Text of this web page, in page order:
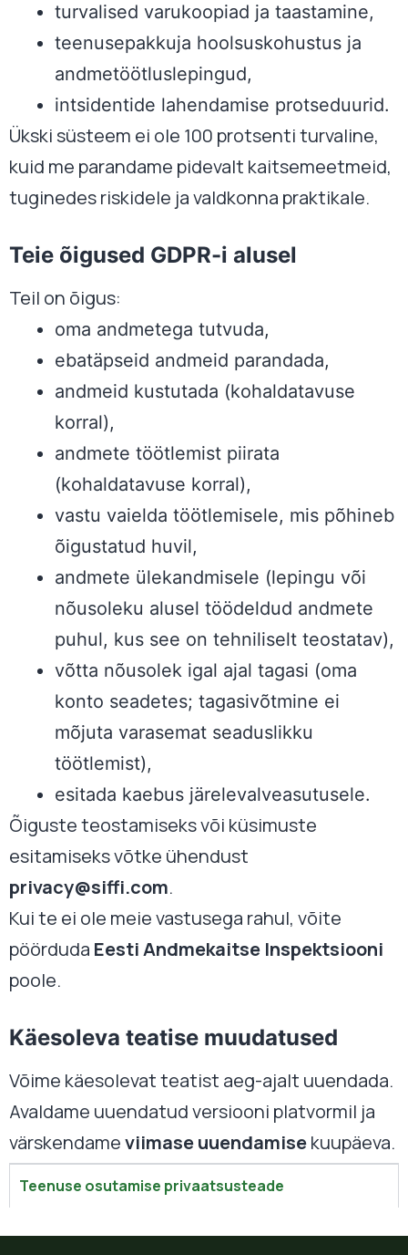
turvalised varukoopiad ja taastamine,
teenusepakkuja hoolsuskohustus ja
andmetöötluslepingud,
intsidentide lahendamise protseduurid.
Ükski süsteem ei ole 100 protsenti turvaline,
kuid me parandame pidevalt kaitsemeetmeid,
tuginedes riskidele ja valdkonna praktikale.
Teie õigused GDPR-i alusel
Teil on õigus:
oma andmetega tutvuda,
ebatäpseid andmeid parandada,
andmeid kustutada (kohaldatavuse
korral),
andmete töötlemist piirata
(kohaldatavuse korral),
vastu vaielda töötlemisele, mis põhineb
õigustatud huvil,
andmete ülekandmisele (lepingu või
nõusoleku alusel töödeldud andmete
puhul, kus see on tehniliselt teostatav),
võtta nõusolek igal ajal tagasi (oma
konto seadetes; tagasivõtmine ei
mõjuta varasemat seaduslikku
töötlemist),
esitada kaebus järelevalveasutusele.
Õiguste teostamiseks või küsimuste
esitamiseks võtke ühendust
privacy@siffi.com.
Kui te ei ole meie vastusega rahul, võite
pöörduda Eesti Andmekaitse Inspektsiooni
poole.
Käesoleva teatise muudatused
Võime käesolevat teatist aeg-ajalt uuendada.
Avaldame uuendatud versiooni platvormil ja
värskendameviimase uuendamisekuupäeva.
Teenuse osutamise privaatsusteade